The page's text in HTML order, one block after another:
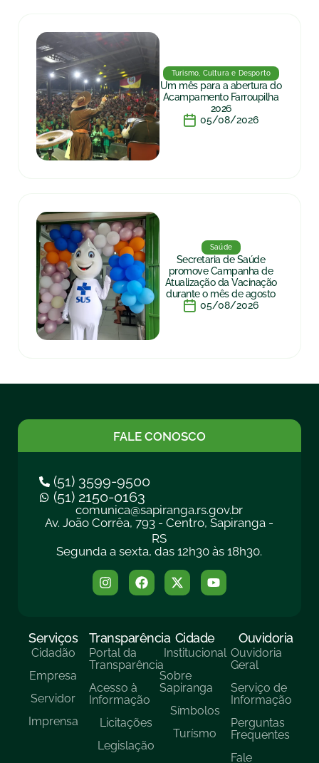
Turismo, Cultura e Desporto
Um mês para a abertura do
Acampamento Farroupilha
2026
05/08/2026
Saúde
Secretaria de Saúde
promove Campanha de
Atualização da Vacinação
durante o mês de agosto
05/08/2026
FALE CONOSCO
(51) 3599-9500
(51) 2150-0163
comunica@sapiranga.rs.gov.br
Av. João Corrêa, 793 - Centro, Sapiranga -
RS
Segunda a sexta, das 12h30 às 18h30.
Serviços
Cidadão
Empresa
Servidor
Imprensa
Transparência
Portal da
Transparência
Acesso à
Informação
Licitações
Legislação
Cidade
Institucional
Sobre
Sapiranga
Símbolos
Turísmo
Ouvidoria
Ouvidoria
Geral
Serviço de
Informação
Perguntas
Frequentes
Fale